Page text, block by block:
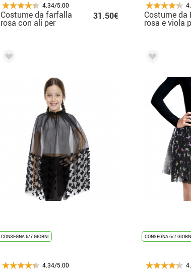
4.34/5.00
Costume da farfalla
rosa con ali per
31.50€ Costume da
rosa e viola
CONSEGNA 6/7 GIORNI
4.34/5.00
CONSEGNA 6/7